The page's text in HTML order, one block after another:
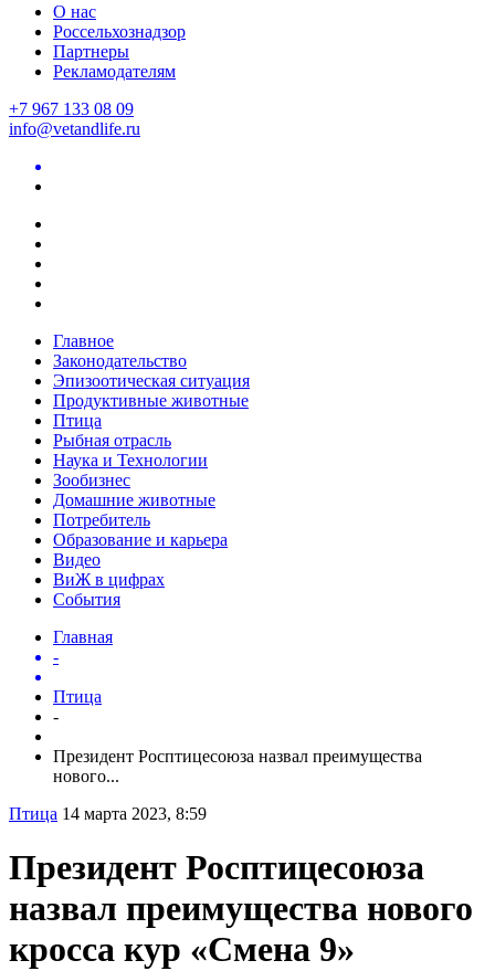
О нас
Россельхознадзор
Партнеры
Рекламодателям
+7 967 133 08 09
info@vetandlife.ru
Главное
Законодательство
Эпизоотическая ситуация
Продуктивные животные
Птица
Рыбная отрасль
Наука и Технологии
Зообизнес
Домашние животные
Потребитель
Образование и карьера
Видео
ВиЖ в цифрах
События
Главная
-
Птица
-
Президент Росптицесоюза назвал преимущества
нового...
Птица 14 марта 2023, 8:59
Президент Росптицесоюза
назвал преимущества нового
кросса кур «Смена 9»